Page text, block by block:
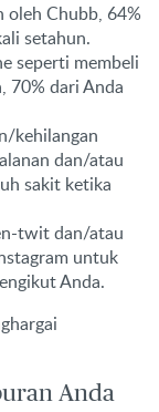
oleh Chubb, 64%
setahun.
seperti membeli
70% dari Anda
kehilangan
dan/atau
sakit ketika
twit dan/atau
untuk
Anda.
Anda